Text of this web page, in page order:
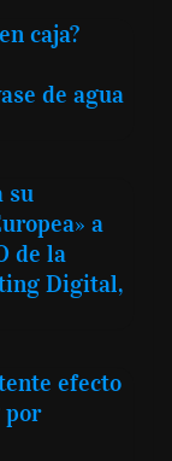
caja?
de agua
su
a
de la
Digital,
efecto
por